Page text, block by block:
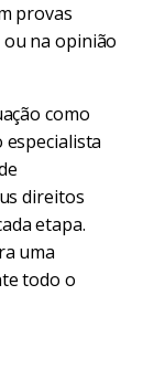
provas
na opinião
como
especialista
direitos
etapa.
uma
todo o